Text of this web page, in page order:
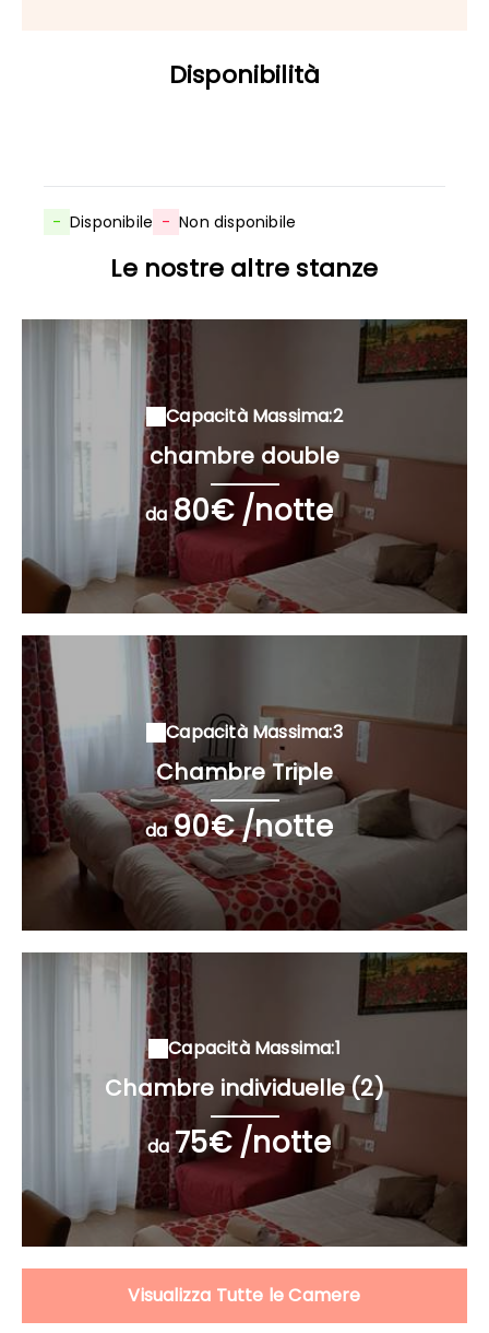
Disponibilità
- Disponibile - Non disponibile
Le nostre altre stanze
Capacità Massima:2
chambre double
da80€ /notte
Capacità Massima:3
Chambre Triple
da90€ /notte
Capacità Massima:1
Chambre individuelle (2)
da75€ /notte
Visualizza Tutte le Camere